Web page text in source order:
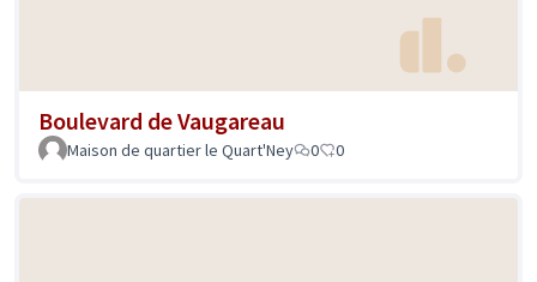
Boulevard de Vaugareau
Maison de quartier le Quart'Ney 0 0